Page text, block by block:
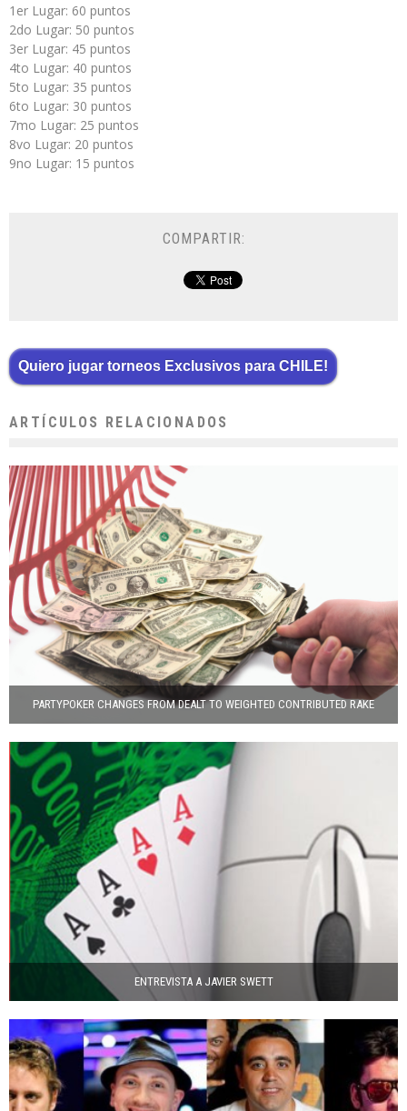
1er Lugar: 60 puntos
2do Lugar: 50 puntos
3er Lugar: 45 puntos
4to Lugar: 40 puntos
5to Lugar: 35 puntos
6to Lugar: 30 puntos
7mo Lugar: 25 puntos
8vo Lugar: 20 puntos
9no Lugar: 15 puntos
COMPARTIR:
Quiero jugar torneos Exclusivos para CHILE!
ARTÍCULOS RELACIONADOS
PARTYPOKER CHANGES FROM DEALT TO WEIGHTED CONTRIBUTED RAKE
ENTREVISTA A JAVIER SWETT